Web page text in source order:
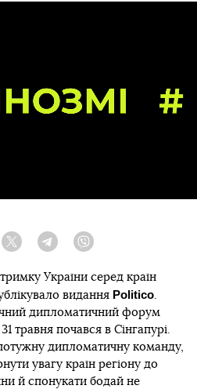
Twitter TelegramViber
України серед країн
видання Politico.
дипломатичний форум
травня почався в Сінгапурі.
дипломатичну команду,
увагу країн регіону до
й спонукати бодай не